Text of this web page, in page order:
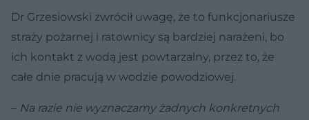
Dr Grzesiowski zwrócił uwagę, że to funkcjonariusze
straży pożarnej i ratownicy są bardziej narażeni, bo
ich kontakt z wodą jest powtarzalny, przez to, że
całe dnie pracują w wodzie powodziowej.
– Na razie nie wyznaczamy żadnych konkretnych